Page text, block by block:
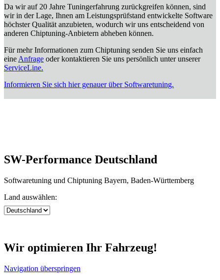
Da wir auf 20 Jahre Tuningerfahrung zurückgreifen können, sind
wir in der Lage, Ihnen am Leistungsprüfstand entwickelte Software
höchster Qualität anzubieten, wodurch wir uns entscheidend von
anderen Chiptuning-Anbietern abheben können.
Für mehr Informationen zum Chiptuning senden Sie uns einfach
eine Anfrage oder kontaktieren Sie uns persönlich unter unserer
ServiceLine.
Informieren Sie sich hier genauer über Softwaretuning.
SW-Performance Deutschland
Softwaretuning und Chiptuning Bayern, Baden-Württemberg
Land auswählen:
Wir optimieren Ihr Fahrzeug!
Navigation überspringen